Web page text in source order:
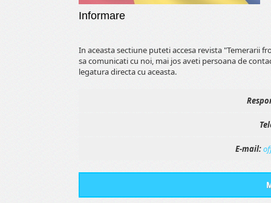
Informare
In aceasta sectiune puteti accesa revista "Temerarii
sa comunicati cu noi, mai jos aveti persoana de
legatura directa cu aceasta.
E-mail: